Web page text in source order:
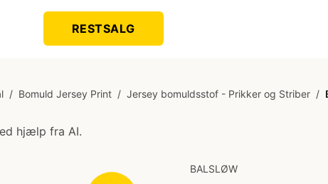
RESTSALG
/ Bomuld Jersey Print / Jersey bomuldsstof - Prikker og Striber /
hjælp fra AI.
BALSLØW